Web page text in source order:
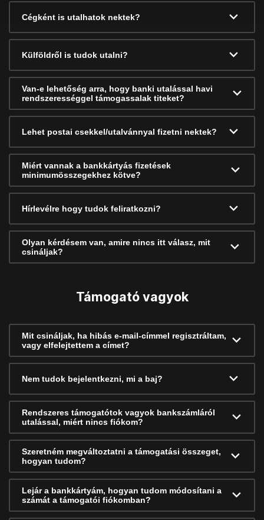
Cégként is utalhatok nektek?
Külföldről is tudok utalni?
Van-e lehetőség arra, hogy banki utalással havi
rendszerességgel támogassalak titeket?
Lehet postai csekkel/utalvánnyal fizetni nektek?
Miért vannak a bankkártyás fizetések
minimumösszegekhez kötve?
Hírlevélre hogy tudok feliratkozni?
Olyan kérdésem van, amire nincs itt válasz, mit
csináljak?
Támogató vagyok
Mit csináljak, ha hibás e-mail-címmel regisztráltam,
vagy elfelejtettem a címet?
Nem tudok bejelentkezni, mi a baj?
Rendszeres támogatótok vagyok bankszámláról
utalással, miért nincs fiókom?
Szeretném megváltoztatni a támogatási összeget,
hogyan tudom?
Lejár a bankkártyám, hogyan tudom módosítani a
számát a támogatói fiókomban?